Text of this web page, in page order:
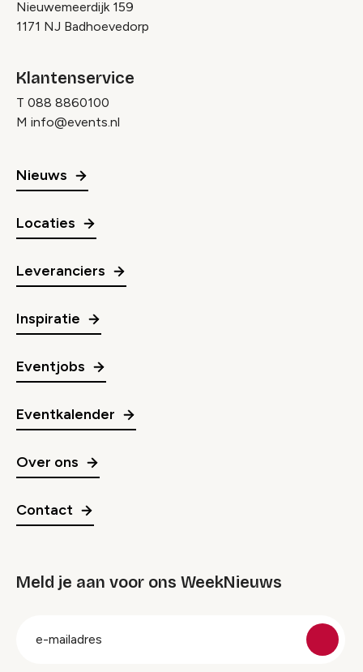
Nieuwemeerdijk 159
1171 NJ Badhoevedorp
Klantenservice
T 088 8860100
M info@events.nl
Nieuws
Locaties
Leveranciers
Inspiratie
Eventjobs
Eventkalender
Over ons
Contact
Meld je aan voor ons WeekNieuws